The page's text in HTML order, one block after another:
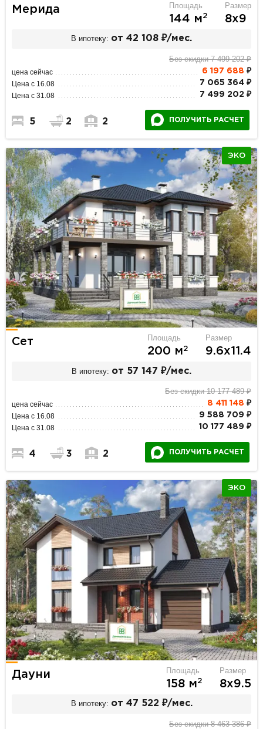
Мерида Площадь
144 м2
Размер
8х9
В ипотеку: от 42 108 ₽/мес.
Без скидки 7 499 202 ₽
цена сейчас 6 197 688 ₽
Цена с 16.08 7 065 364 ₽
Цена с 31.08 7 499 202 ₽
5 2 2 ПОЛУЧИТЬ РАСЧЕТ
ЭКО
Сет Площадь
200 м2
Размер
9.6х11.4
В ипотеку: от 57 147 ₽/мес.
Без скидки 10 177 489 ₽
цена сейчас 8 411 148 ₽
Цена с 16.08 9 588 709 ₽
Цена с 31.08 10 177 489 ₽
4 3 2 ПОЛУЧИТЬ РАСЧЕТ
ЭКО
Дауни Площадь
158 м2
Размер
8х9.5
В ипотеку: от 47 522 ₽/мес.
Без скидки 8 463 386 ₽